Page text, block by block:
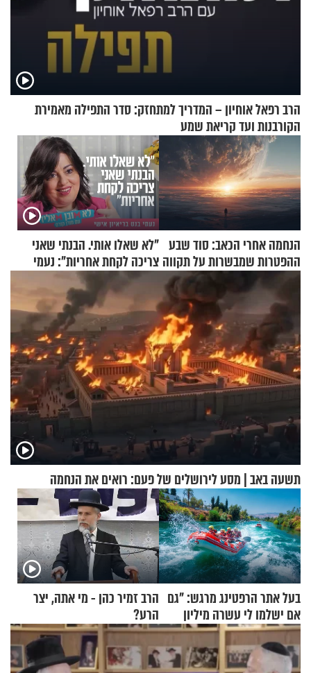
הרב רפאל אוחיון – המדריך למתחזק: סדר התפילה מאמירת
הקורבנות ועד קריאת שמע
הנחמה אחרי הכאב: סוד שבע
ההפטרות שמבשרות על תקווה
וגאולה
"לא שאלו אותי. הבנתי שאני
צריכה לקחת אחריות": נעמי
בנט בריאיון אישי
תשעה באב | מסע לירושלים של פעם: רואים את הנחמה
בעל אתר הרפטינג מרגש: "גם
אם ישלמו לי עשרה מיליון
שקלים - לא אפתח בשבת"
הרב זמיר כהן - מי אתה, יצר
הרע?